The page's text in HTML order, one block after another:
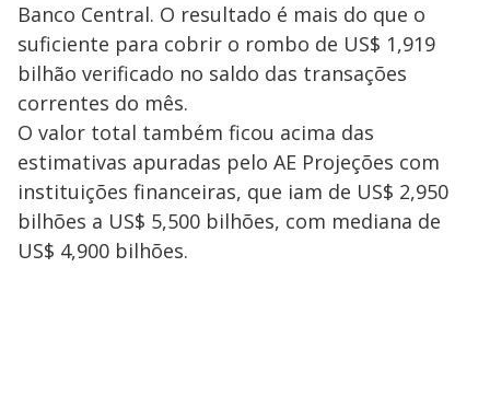
Banco Central. O resultado é mais do que o
suficiente para cobrir o rombo de US$ 1,919
bilhão verificado no saldo das transações
correntes do mês.
O valor total também ficou acima das
estimativas apuradas pelo AE Projeções com
instituições financeiras, que iam de US$ 2,950
bilhões a US$ 5,500 bilhões, com mediana de
US$ 4,900 bilhões.